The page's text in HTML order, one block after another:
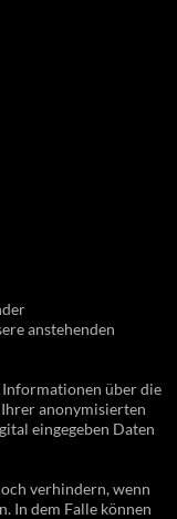
anstehenden
über die
anonymisierten
eingegeben Daten
verhindern, wenn
In dem Falle können